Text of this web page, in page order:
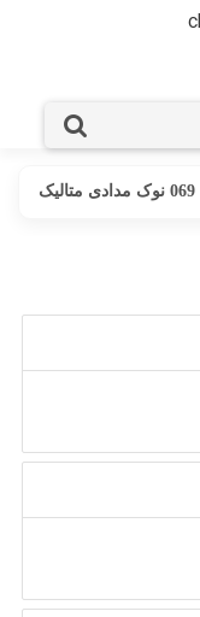
069 نوک مدادی متالیک